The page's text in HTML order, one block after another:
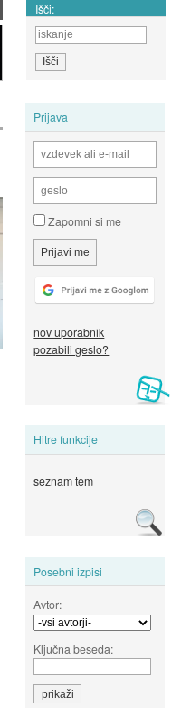
Išči:
Prijava
Zapomni si me
nov uporabnik
pozabili geslo?
Hitre funkcije
seznam tem
Posebni izpisi
Avtor:
Ključna beseda: